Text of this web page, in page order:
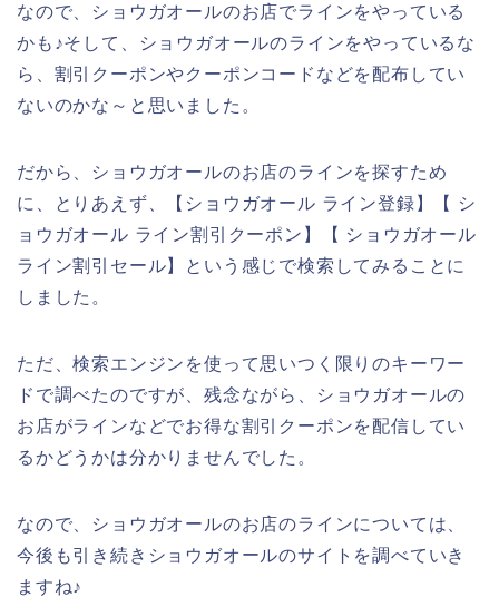
なので、ショウガオールのお店でラインをやっている
かも♪そして、ショウガオールのラインをやっているな
ら、割引クーポンやクーポンコードなどを配布してい
ないのかな～と思いました。
だから、ショウガオールのお店のラインを探すため
に、とりあえず、【ショウガオール ライン登録】【 シ
ョウガオール ライン割引クーポン】【 ショウガオール
ライン割引セール】という感じで検索してみることに
しました。
ただ、検索エンジンを使って思いつく限りのキーワー
ドで調べたのですが、残念ながら、ショウガオールの
お店がラインなどでお得な割引クーポンを配信してい
るかどうかは分かりませんでした。
なので、ショウガオールのお店のラインについては、
今後も引き続きショウガオールのサイトを調べていき
ますね♪